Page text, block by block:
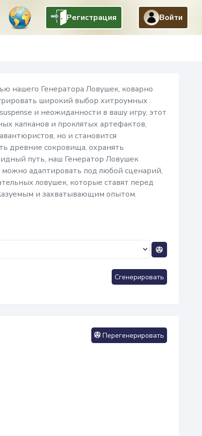
Регистрация Войти
Назад
нашего Генератора Ловушек, коварно
широкий выбор хитроумных
и неожиданности в вашу игру, этот
капканов и проклятых артефактов,
но и становится
древние сокровища, охранять
путь, наш Генератор Ловушек
адаптировать под любой сценарий,
ловушек, которые ставят перед
и захватывающим опытом.
Сгенерировать
Перегенерировать